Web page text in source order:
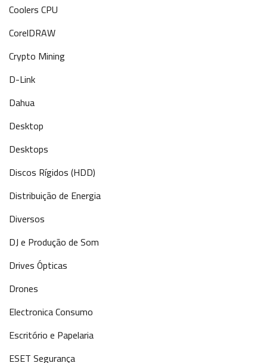
Coolers CPU
CorelDRAW
Crypto Mining
D-Link
Dahua
Desktop
Desktops
Discos Rígidos (HDD)
Distribuição de Energia
Diversos
DJ e Produção de Som
Drives Ópticas
Drones
Electronica Consumo
Escritório e Papelaria
ESET Segurança